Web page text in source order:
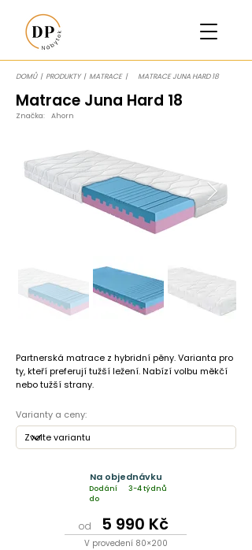
DOMŮ| PRODUKTY| MATRACE | MATRACE JUNA HARD 18
Matrace Juna Hard 18
Značka: Ahorn
Partnerská matrace z hybridní pěny. Varianta pro
ty, kteří preferují tužší ležení. Nabízí volbu měkčí
nebo tužší strany.
Varianty a ceny:
Na objednávku
Dodání
do
3-4 týdnů
od 5 990 Kč
V provedení 80×200